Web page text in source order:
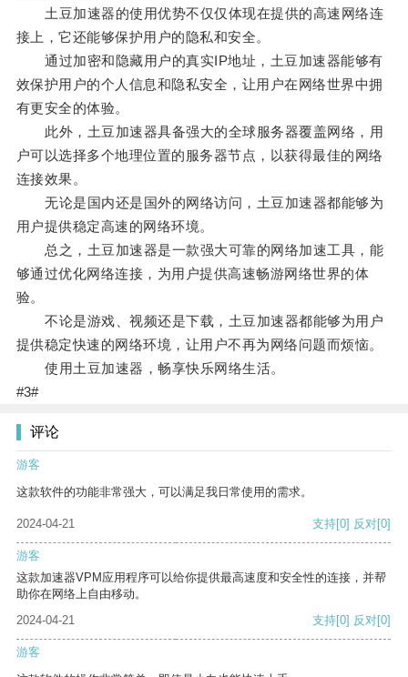
土豆加速器的使用优势不仅仅体现在提供的高速网络连
接上，它还能够保护用户的隐私和安全。
通过加密和隐藏用户的真实IP地址，土豆加速器能够有
效保护用户的个人信息和隐私安全，让用户在网络世界中拥
有更安全的体验。
此外，土豆加速器具备强大的全球服务器覆盖网络，用
户可以选择多个地理位置的服务器节点，以获得最佳的网络
连接效果。
无论是国内还是国外的网络访问，土豆加速器都能够为
用户提供稳定高速的网络环境。
总之，土豆加速器是一款强大可靠的网络加速工具，能
够通过优化网络连接，为用户提供高速畅游网络世界的体
验。
不论是游戏、视频还是下载，土豆加速器都能够为用户
提供稳定快速的网络环境，让用户不再为网络问题而烦恼。
使用土豆加速器，畅享快乐网络生活。
#3#
评论
游客
这款软件的功能非常强大，可以满足我日常使用的需求。
2024-04-21 支持[0] 反对[0]
游客
这款加速器VPM应用程序可以给你提供最高速度和安全性的连接，并帮
助你在网络上自由移动。
2024-04-21
支持[0] 反对[0]
游客